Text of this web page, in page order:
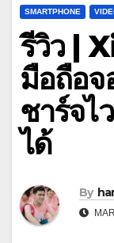
SMARTPHONE
รีวิว |
มือถือ
ชาร์จไ
ได้
By